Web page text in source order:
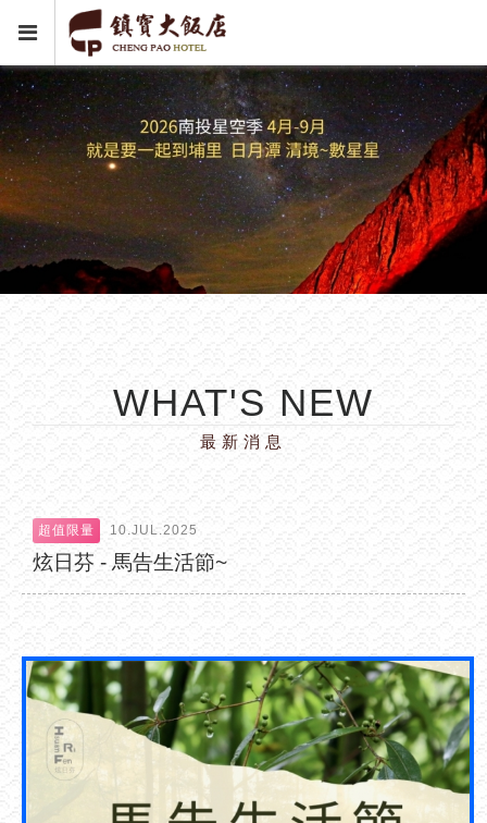
WHAT'S NEW
最新消息
超值限量 10.JUL.2025
炫日芬 - 馬告生活節~